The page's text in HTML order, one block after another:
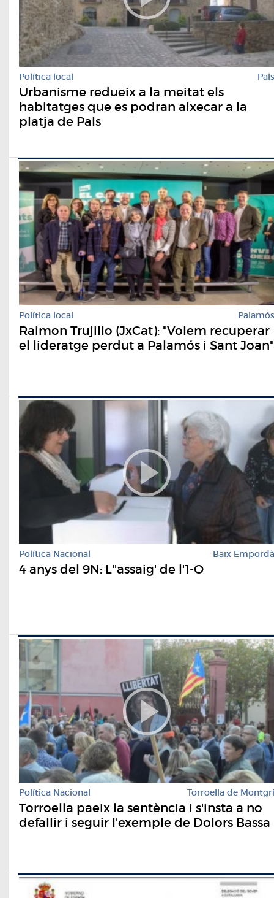
Política local Pals
Urbanisme redueix a la meitat els
habitatges que es podran aixecar a la
platja de Pals
Política local Palamós
Raimon Trujillo (JxCat): "Volem recuperar
el lideratge perdut a Palamós i Sant Joan"
Política Nacional Baix Empordà
4 anys del 9N: L''assaig' de l'1-O
Política Nacional Torroella de Montgrí
Torroella paeix la sentència i s'insta a no
defallir i seguir l'exemple de Dolors Bassa